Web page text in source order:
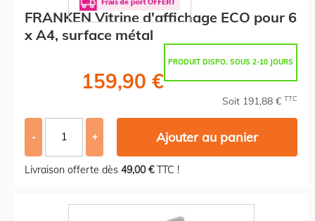
FRANKEN Vitrine d'affichage ECO pour 6
x A4, surface métal
PRODUIT DISPO. SOUS 2-10 JOURS
159,90 €
Soit 191,88 € TTC
- + Ajouter au panier
Livraison offerte dès 49,00 €TTC !